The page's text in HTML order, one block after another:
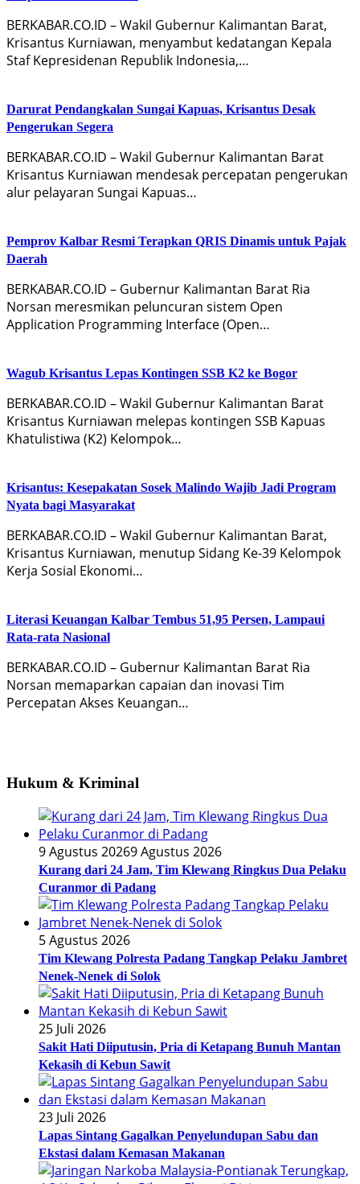
BERKABAR.CO.ID – Wakil Gubernur Kalimantan Barat,
Krisantus Kurniawan, menyambut kedatangan Kepala
Staf Kepresidenan Republik Indonesia,…
Darurat Pendangkalan Sungai Kapuas, Krisantus Desak
Pengerukan Segera
BERKABAR.CO.ID – Wakil Gubernur Kalimantan Barat
Krisantus Kurniawan mendesak percepatan pengerukan
alur pelayaran Sungai Kapuas…
Pemprov Kalbar Resmi Terapkan QRIS Dinamis untuk Pajak
Daerah
BERKABAR.CO.ID – Gubernur Kalimantan Barat Ria
Norsan meresmikan peluncuran sistem Open
Application Programming Interface (Open…
Wagub Krisantus Lepas Kontingen SSB K2 ke Bogor
BERKABAR.CO.ID – Wakil Gubernur Kalimantan Barat
Krisantus Kurniawan melepas kontingen SSB Kapuas
Khatulistiwa (K2) Kelompok…
Krisantus: Kesepakatan Sosek Malindo Wajib Jadi Program
Nyata bagi Masyarakat
BERKABAR.CO.ID – Wakil Gubernur Kalimantan Barat,
Krisantus Kurniawan, menutup Sidang Ke-39 Kelompok
Kerja Sosial Ekonomi…
Literasi Keuangan Kalbar Tembus 51,95 Persen, Lampaui
Rata-rata Nasional
BERKABAR.CO.ID – Gubernur Kalimantan Barat Ria
Norsan memaparkan capaian dan inovasi Tim
Percepatan Akses Keuangan…
Hukum & Kriminal
9 Agustus 20269 Agustus 2026
Kurang dari 24 Jam, Tim Klewang Ringkus Dua Pelaku
Curanmor di Padang
5 Agustus 2026
Tim Klewang Polresta Padang Tangkap Pelaku Jambret
Nenek-Nenek di Solok
25 Juli 2026
Sakit Hati Diiputusin, Pria di Ketapang Bunuh Mantan
Kekasih di Kebun Sawit
23 Juli 2026
Lapas Sintang Gagalkan Penyelundupan Sabu dan
Ekstasi dalam Kemasan Makanan